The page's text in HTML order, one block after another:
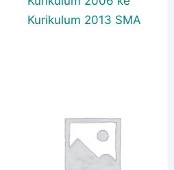
Kurikulum 2013 SMA